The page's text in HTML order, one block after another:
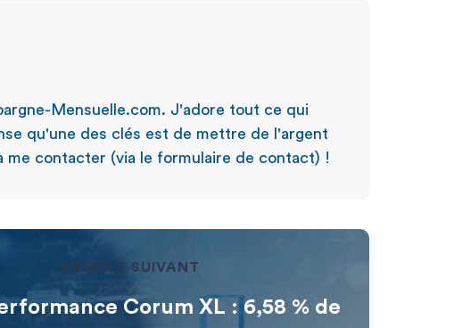
Mensuelle.com. J'adore tout ce qui
qu'une des clés est de mettre de l'argent
me contacter (via le formulaire de contact) !
ARTICLE SUIVANT
Corum XL : 6,58 % de